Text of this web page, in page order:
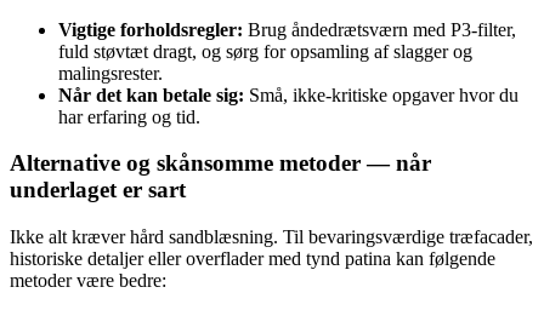
Vigtige forholdsregler: Brug åndedrætsværn med P3-filter,
fuld støvtæt dragt, og sørg for opsamling af slagger og
malingsrester.
Når det kan betale sig: Små, ikke-kritiske opgaver hvor du
har erfaring og tid.
Alternative og skånsomme metoder — når
underlaget er sart
Ikke alt kræver hård sandblæsning. Til bevaringsværdige træfacader,
historiske detaljer eller overflader med tynd patina kan følgende
metoder være bedre: